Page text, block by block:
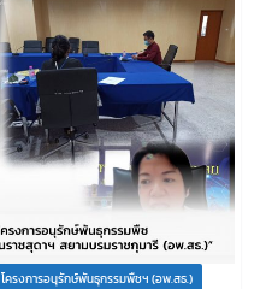
โครงการอนุรักษ์พันธุกรรมพืชฯ (อพ.สธ.)